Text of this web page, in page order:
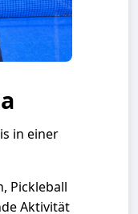
in einer
Pickleball
Aktivität